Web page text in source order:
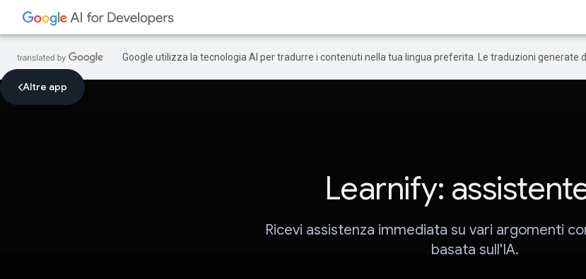
Google utilizza la tecnologia AI per tradurre i contenuti nella tua lingua preferita. Le traduzioni generate
Altre app
Learnify:
Ricevi assistenza immediata su vari argomenti
basata sull'IA.